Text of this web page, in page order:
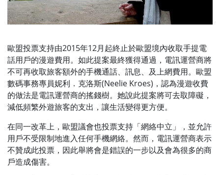
歐盟投票支持由2015年12月起終止於歐盟境內收取手提電
話用戶的漫遊費用。如此提案最終獲得通過，電訊運營商將
不可再收取旅客額外的手機通話、訊息、及上網費用。歐盟
數碼事務專員妮利．克洛斯(Neelie Kroes)，認為漫遊收費
的做法是電訊運營商的搖錢樹。她說此提案將可去取障礙，
減低頻繁外遊旅客的支出，讓生活變得更方便。
在同一改革上，歐盟議會也投票支持「網絡中立」，並允許
用戶不受限制地進入任何手機網絡。然而，電訊運營商表示
不贊成此投票，因此舉將會是錯誤的一步以及會為很多的商
戶造成傷害。